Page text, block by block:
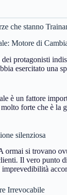
che stanno
Motore di
protagonisti
esercitato una
è un fattore
forte che è la
silenziosa
ormai si trovano
Il vero punto
Irrevocabile